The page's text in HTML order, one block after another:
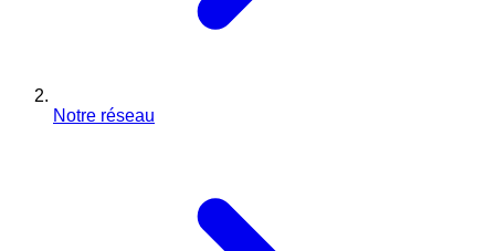
Notre réseau